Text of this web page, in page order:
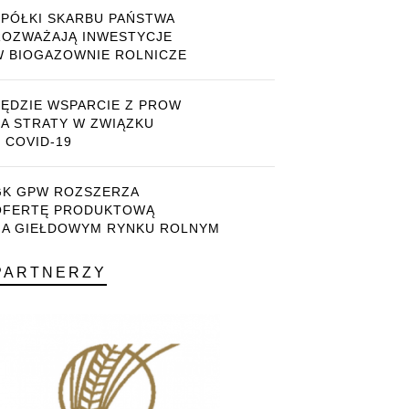
SKARBU PAŃSTWA
INWESTYCJE
BIOGAZOWNIE ROLNICZE
WSPARCIE Z PROW
STRATY W ZWIĄZKU
COVID-19
GPW ROZSZERZA
PRODUKTOWĄ
GIEŁDOWYM RYNKU ROLNYM